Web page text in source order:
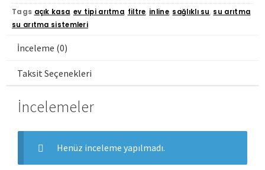
Tags açık kasa, ev tipi arıtma, filtre, inline, sağlıklı su, su arıtma,
su arıtma sistemleri
İnceleme (0)
Taksit Seçenekleri
İncelemeler
Henüz inceleme yapılmadı.